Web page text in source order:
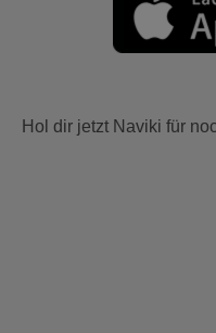
Hol dir jetzt Naviki für